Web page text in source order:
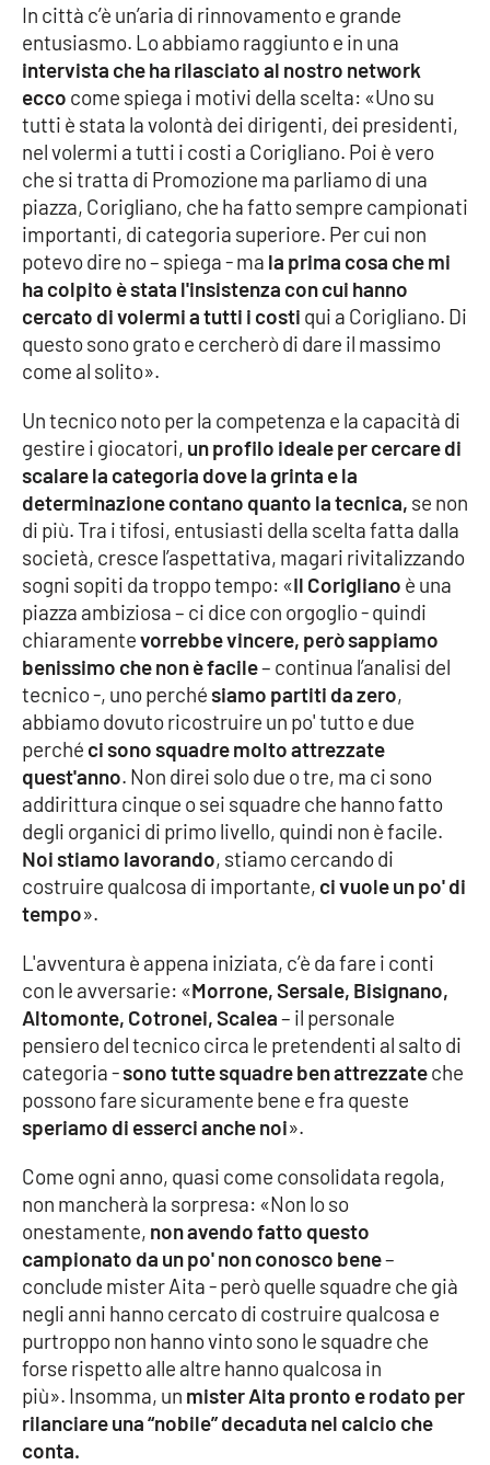
Cultura
Economia e Lavoro
Politica
Sanità
Società
Sport
RUBRICHE
Good Morning Vietnam
Parchi Marini Calabria
Leggendo Alvaro insieme
Imprese Di Calabria
Le perfidie di Antonella Grippo
Venti di comunicazione
STREAMING
LaC TV
LaC Network
LaC OnAir
EDIZIONI
LOCALI
Catanzaro
Crotone
Vibo Valentia
Reggio Calabria
Cosenza
Lamezia Terme
PROGETTI
SPECIALI
In città c’è un’aria di rinnovamento e grande
entusiasmo. Lo abbiamo raggiunto e in una
intervista che ha rilasciato al nostro network
ecco come spiega i motivi della scelta: «Uno su
tutti è stata la volontà dei dirigenti, dei presidenti,
nel volermi a tutti i costi a Corigliano. Poi è vero
che si tratta di Promozione ma parliamo di una
piazza, Corigliano, che ha fatto sempre campionati
importanti, di categoria superiore. Per cui non
potevo dire no – spiega - ma la prima cosa che mi
ha colpito è stata l'insistenza con cui hanno
cercato di volermi a tutti i costi qui a Corigliano. Di
questo sono grato e cercherò di dare il massimo
come al solito».
Un tecnico noto per la competenza e la capacità di
gestire i giocatori, un profilo ideale per cercare di
scalare la categoria dove la grinta e la
determinazione contano quanto la tecnica, se non
di più. Tra i tifosi, entusiasti della scelta fatta dalla
società, cresce l’aspettativa, magari rivitalizzando
sogni sopiti da troppo tempo: «Il Corigliano è una
piazza ambiziosa – ci dice con orgoglio - quindi
chiaramentevorrebbe vincere, però sappiamo
benissimo che non è facile– continua l’analisi del
tecnico -, uno perchésiamo partiti da zero,
abbiamo dovuto ricostruire un po' tutto e due
perché ci sono squadre molto attrezzate
quest'anno. Non direi solo due o tre, ma ci sono
addirittura cinque o sei squadre che hanno fatto
degli organici di primo livello, quindi non è facile.
Noi stiamo lavorando, stiamo cercando di
costruire qualcosa di importante, ci vuole un po' di
tempo».
L'avventura è appena iniziata, c’è da fare i conti
con le avversarie: «Morrone, Sersale, Bisignano,
Altomonte, Cotronei, Scalea– il personale
pensiero del tecnico circa le pretendenti al salto di
categoria -sono tutte squadre ben attrezzateche
possono fare sicuramente bene e fra queste
speriamo di esserci anche noi».
Come ogni anno, quasi come consolidata regola,
non mancherà la sorpresa: «Non lo so
onestamente, non avendo fatto questo
campionato da un po' non conosco bene–
conclude mister Aita - però quelle squadre che già
negli anni hanno cercato di costruire qualcosa e
purtroppo non hanno vinto sono le squadre che
forse rispetto alle altre hanno qualcosa in
più». Insomma, un mister Aita pronto e rodato per
rilanciare una “nobile” decaduta nel calcio che
conta.